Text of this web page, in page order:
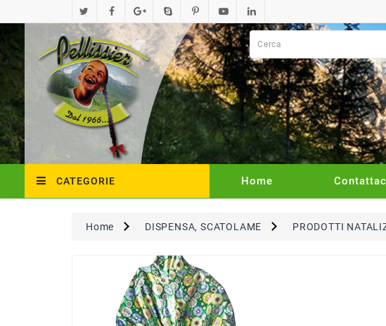
CATEGORIE Home
Home DISPENSA, SCATOLAME PRODOTTI